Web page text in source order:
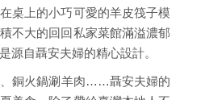
桌上的小巧可愛的羊皮筏子模
不大的回回私家菜館滿溢濃郁
源自聶安夫婦的精心設計。
銅火鍋涮羊肉……聶安夫婦的